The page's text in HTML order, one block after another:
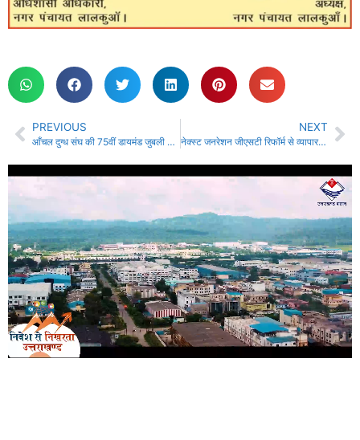
PREVIOUS
आँचल दुग्ध संघ की 75वीं डायमंड जुबली समारोह की तैयारी तेज, महिला डेरी कर्मियों के हित में अहम निर्णय….
NEXT
नेक्स्ट जनरेशन जीएसटी रिफॉर्म से व्यापार को राहत, अर्थव्यवस्था को मजबूती : महापौर विकास शर्मा….